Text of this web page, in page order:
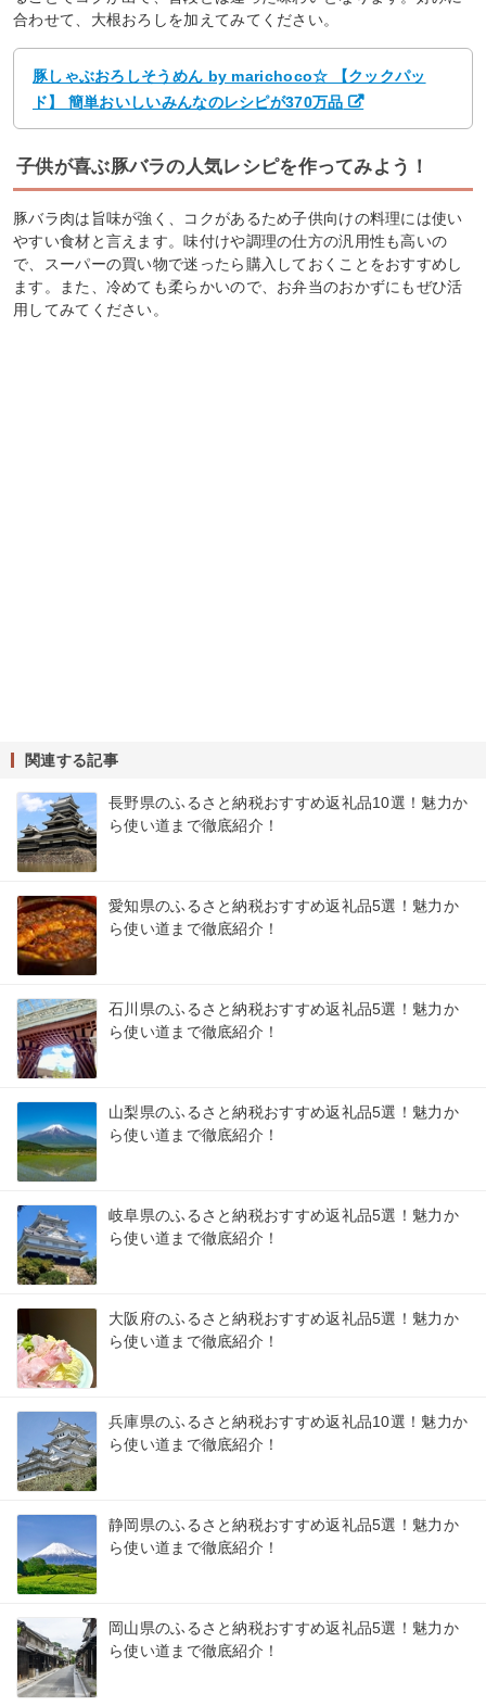
合わせて、大根おろしを加えてみてください。
豚しゃぶおろしそうめん by marichoco☆ 【クックパッ
ド】 簡単おいしいみんなのレシピが370万品
子供が喜ぶ豚バラの人気レシピを作ってみよう！
豚バラ肉は旨味が強く、コクがあるため子供向けの料理には使い
やすい食材と言えます。味付けや調理の仕方の汎用性も高いの
で、スーパーの買い物で迷ったら購入しておくことをおすすめし
ます。また、冷めても柔らかいので、お弁当のおかずにもぜひ活
用してみてください。
関連する記事
長野県のふるさと納税おすすめ返礼品10選！魅力か
ら使い道まで徹底紹介！
愛知県のふるさと納税おすすめ返礼品5選！魅力か
ら使い道まで徹底紹介！
石川県のふるさと納税おすすめ返礼品5選！魅力か
ら使い道まで徹底紹介！
山梨県のふるさと納税おすすめ返礼品5選！魅力か
ら使い道まで徹底紹介！
岐阜県のふるさと納税おすすめ返礼品5選！魅力か
ら使い道まで徹底紹介！
大阪府のふるさと納税おすすめ返礼品5選！魅力か
ら使い道まで徹底紹介！
兵庫県のふるさと納税おすすめ返礼品10選！魅力か
ら使い道まで徹底紹介！
静岡県のふるさと納税おすすめ返礼品5選！魅力か
ら使い道まで徹底紹介！
岡山県のふるさと納税おすすめ返礼品5選！魅力か
ら使い道まで徹底紹介！